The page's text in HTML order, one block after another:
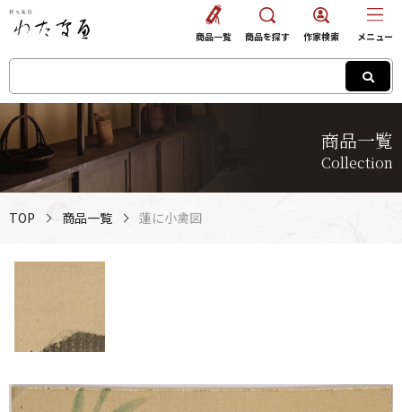
商品一覧
Collection
商品一覧 商品を探す 作家検索 メニュー
TOP 商品一覧 蓮に小禽図